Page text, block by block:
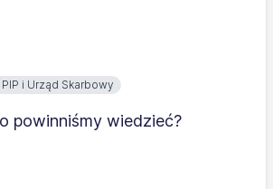
i Urząd Skarbowy
powinniśmy wiedzieć?